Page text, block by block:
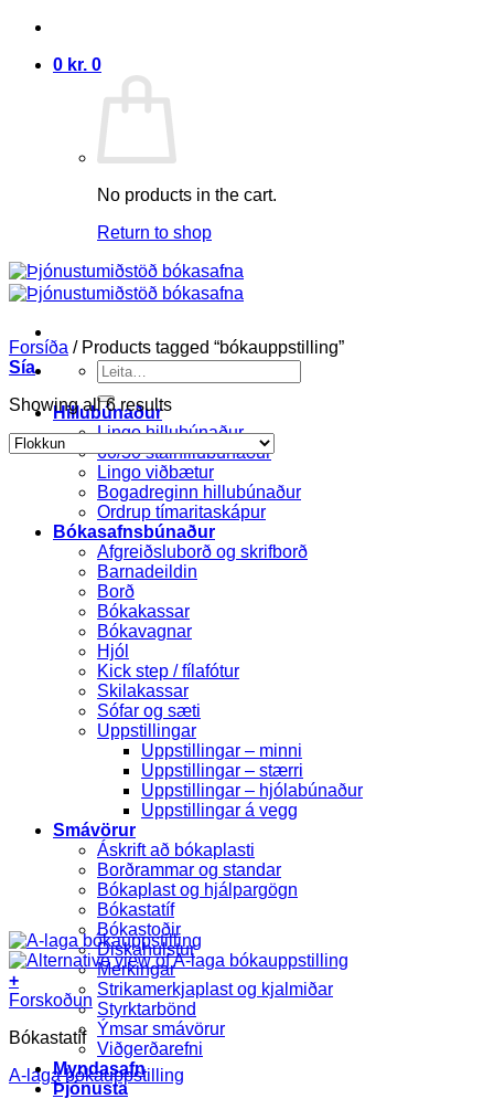
Skip
content
0 kr. 0
No products in the cart.
Return to shop
Search
for:
Hillubúnaður
Lingo hillubúnaður
60/30 stálhillubúnaður
Lingo viðbætur
Bogadreginn hillubúnaður
Ordrup tímaritaskápur
Bókasafnsbúnaður
Afgreiðsluborð og skrifborð
Barnadeildin
Borð
Bókakassar
Bókavagnar
Hjól
Kick step / fílafótur
Skilakassar
Sófar og sæti
Uppstillingar
Uppstillingar – minni
Uppstillingar – stærri
Uppstillingar – hjólabúnaður
Uppstillingar á vegg
Smávörur
Áskrift að bókaplasti
Borðrammar og standar
Bókaplast og hjálpargögn
Bókastatíf
Bókastoðir
Diskahulstur
Merkingar
Strikamerkjaplast og kjalmiðar
Styrktarbönd
Ýmsar smávörur
Viðgerðarefni
Myndasafn
Þjónusta
Forsíða /Products tagged “bókauppstilling”
Sía
Showing all 6 results
+
Forskoðun
Bókastatíf
A-laga bókauppstilling